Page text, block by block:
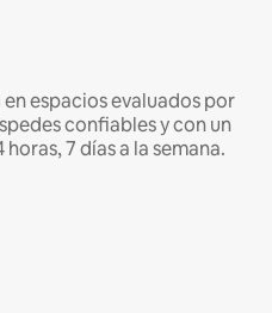
espacios evaluados por
confiables y con un
7 días a la semana.